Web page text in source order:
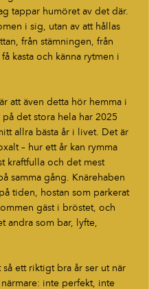
tappar humöret av det där.
i sig, utan av att hållas
från stämningen, från
få kasta och känna rytmen i
att även detta hör hemma i
på det stora hela har 2025
allra bästa år i livet. Det är
– hur ett år kan rymma
kraftfulla och det mest
samma gång. Knärehaben
tiden, hostan som parkerat
gäst i bröstet, och
andra som bar, lyfte,
så ett riktigt bra år ser ut när
inte perfekt, inte